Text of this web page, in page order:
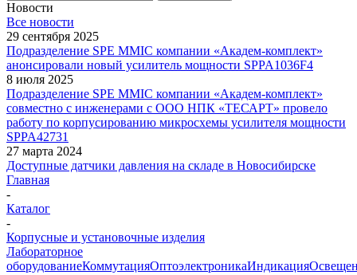
Новости
Все новости
29 сентября 2025
Подразделение SPE MMIC компании «Академ-комплект»
анонсировали новый усилитель мощности SPPA1036F4
8 июля 2025
Подразделение SPE MMIC компании «Академ-комплект»
совместно с инженерами с ООО НПК «ТЕСАРТ» провело
работу по корпусированию микросхемы усилителя мощности
SPPA42731
27 марта 2024
Доступные датчики давления на складе в Новосибирске
Главная
-
Каталог
-
Корпусные и установочные изделия
Лабораторное
оборудованиеКоммутацияОптоэлектроникаИндикация